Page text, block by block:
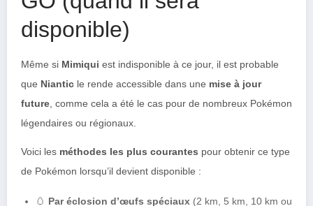
disponible)
Même si Mimiqui est indisponible à ce jour, il est probable
que Niantic le rende accessible dans une mise à jour
future , comme cela a été le cas pour de nombreux Pokémon
légendaires ou régionaux.
Voici les méthodes les plus courantes pour obtenir ce type
de Pokémon lorsqu’il devient disponible :
🥚 Par éclosion d’œufs spéciaux (2 km, 5 km, 10 km ou